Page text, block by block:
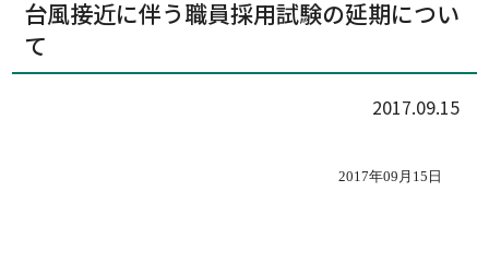
台風接近に伴う職員採用試験の延期につい
て
2017.09.15
2017年09月15日